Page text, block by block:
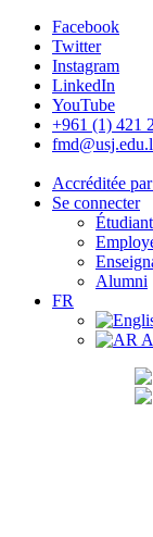
Facebook
Twitter
Instagram
LinkedIn
YouTube
+961 (1) 421
Accréditée par
Se connecter
Alumni
FR